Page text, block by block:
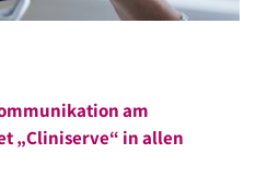
am
„Cliniserve“ in allen